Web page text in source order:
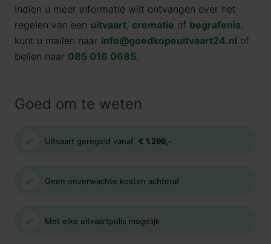
Indien u meer informatie wilt ontvangen over het
regelen van een uitvaart, crematie of begrafenis,
kunt u mailen naar info@goedkopeuitvaart24.nl of
bellen naar 085 016 0685.
Goed om te weten
Uitvaart geregeld vanaf € 1.299,-
Geen onverwachte kosten achteraf
Met elke uitvaartpolis mogelijk